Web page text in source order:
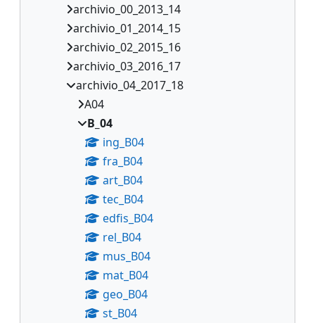
archivio_00_2013_14
archivio_01_2014_15
archivio_02_2015_16
archivio_03_2016_17
archivio_04_2017_18
A04
B_04
ing_B04
fra_B04
art_B04
tec_B04
edfis_B04
rel_B04
mus_B04
mat_B04
geo_B04
st_B04